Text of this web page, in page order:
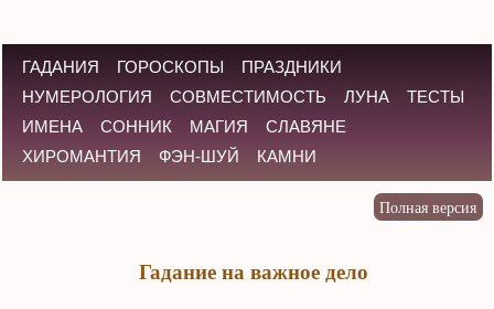
ГАДАНИЯ ГОРОСКОПЫ
ПРАЗДНИКИ
НУМЕРОЛОГИЯ
СОВМЕСТИМОСТЬ ЛУНА
ТЕСТЫ
ИМЕНА
СОННИК МАГИЯ
СЛАВЯНЕ
ХИРОМАНТИЯ
ФЭН-ШУЙ КАМНИ
Гадание на важное дело